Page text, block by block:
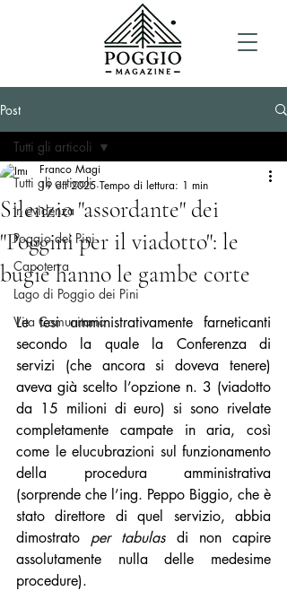
Post
Tutti gli articoli
In evidenza
Poggio dei Pini
Capoterra
Lago di Poggio dei Pini
Vita Comunitaria
Tutti gli articoli
Silenzio "assordante" dei
"Poggini per il viadotto": le
bugie hanno le gambe corte
Franco Magi
19 ott 2025 Tempo di lettura: 1 min
Le tesi amministrativamente farneticanti
secondo la quale la Conferenza di
servizi (che ancora si doveva tenere)
aveva già scelto l’opzione n. 3 (viadotto
da 15 milioni di euro) si sono rivelate
completamente campate in aria, così
come le elucubrazioni sul funzionamento
della procedura amministrativa
(sorprende che l’ing. Peppo Biggio, che è
stato direttore di quel servizio, abbia
dimostrato per tabulas di non capire
assolutamente nulla delle medesime
procedure).